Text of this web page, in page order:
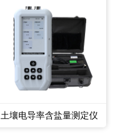
土壤电导率含盐量测定仪